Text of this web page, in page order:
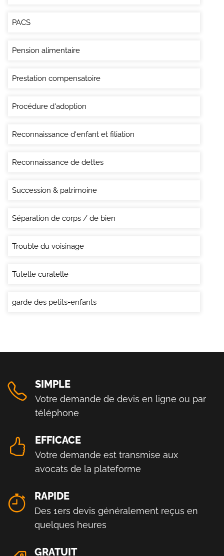
PACS
Pension alimentaire
Prestation compensatoire
Procédure d'adoption
Reconnaissance d'enfant et filiation
Reconnaissance de dettes
Succession & patrimoine
Séparation de corps / de bien
Trouble du voisinage
Tutelle curatelle
garde des petits-enfants
SIMPLE
Votre demande de devis en ligne ou par
téléphone
EFFICACE
Votre demande est transmise aux
avocats de la plateforme
RAPIDE
Des 1ers devis généralement reçus en
quelques heures
GRATUIT